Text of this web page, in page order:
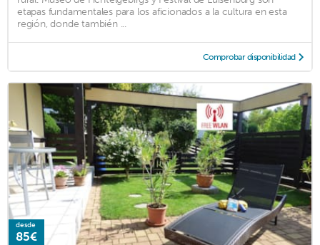
etapas fundamentales para los aficionados a la cultura en esta
región, donde también ...
Comprobar disponibilidad
desde
85€